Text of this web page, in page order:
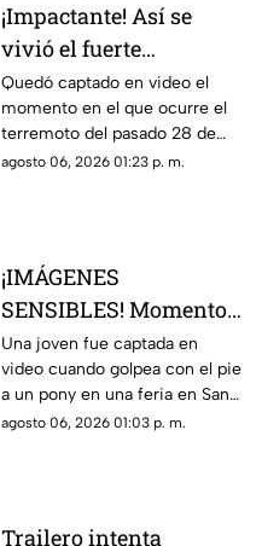
¡Impactante! Así se
vivió el fuerte
terremoto en el
quirófano de un
hospital
Quedó captado en video el
momento en el que ocurre el
terremoto del pasado 28 de
julio en Japón al interior de un
agosto 06, 2026 01:23 p. m.
¡IMÁGENES
SENSIBLES! Momento
en el que mujer golpea
a un pony durante una
feria
Una joven fue captada en
video cuando golpea con el pie
a un pony en una feria en San
Luis Potosí; el hecho ha
agosto 06, 2026 01:03 p. m.
Trailero intenta